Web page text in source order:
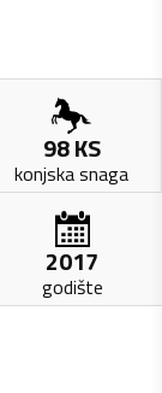
98KS
konjska snaga
2017
godište